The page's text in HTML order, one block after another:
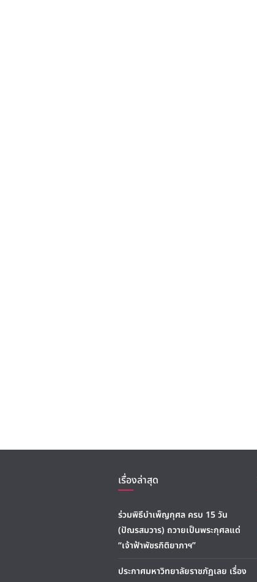
เรื่องล่าสุด
ร่วมพิธีบำเพ็ญกุศล ครบ 15 วัน
(ปัณรสมวาร) ถวายเป็นพระกุศลแด่
“เจ้าฟ้าพัชรกิติยาภาฯ”
ประกาศมหาวิทยาลัยราชภัฏเลย เรื่อง